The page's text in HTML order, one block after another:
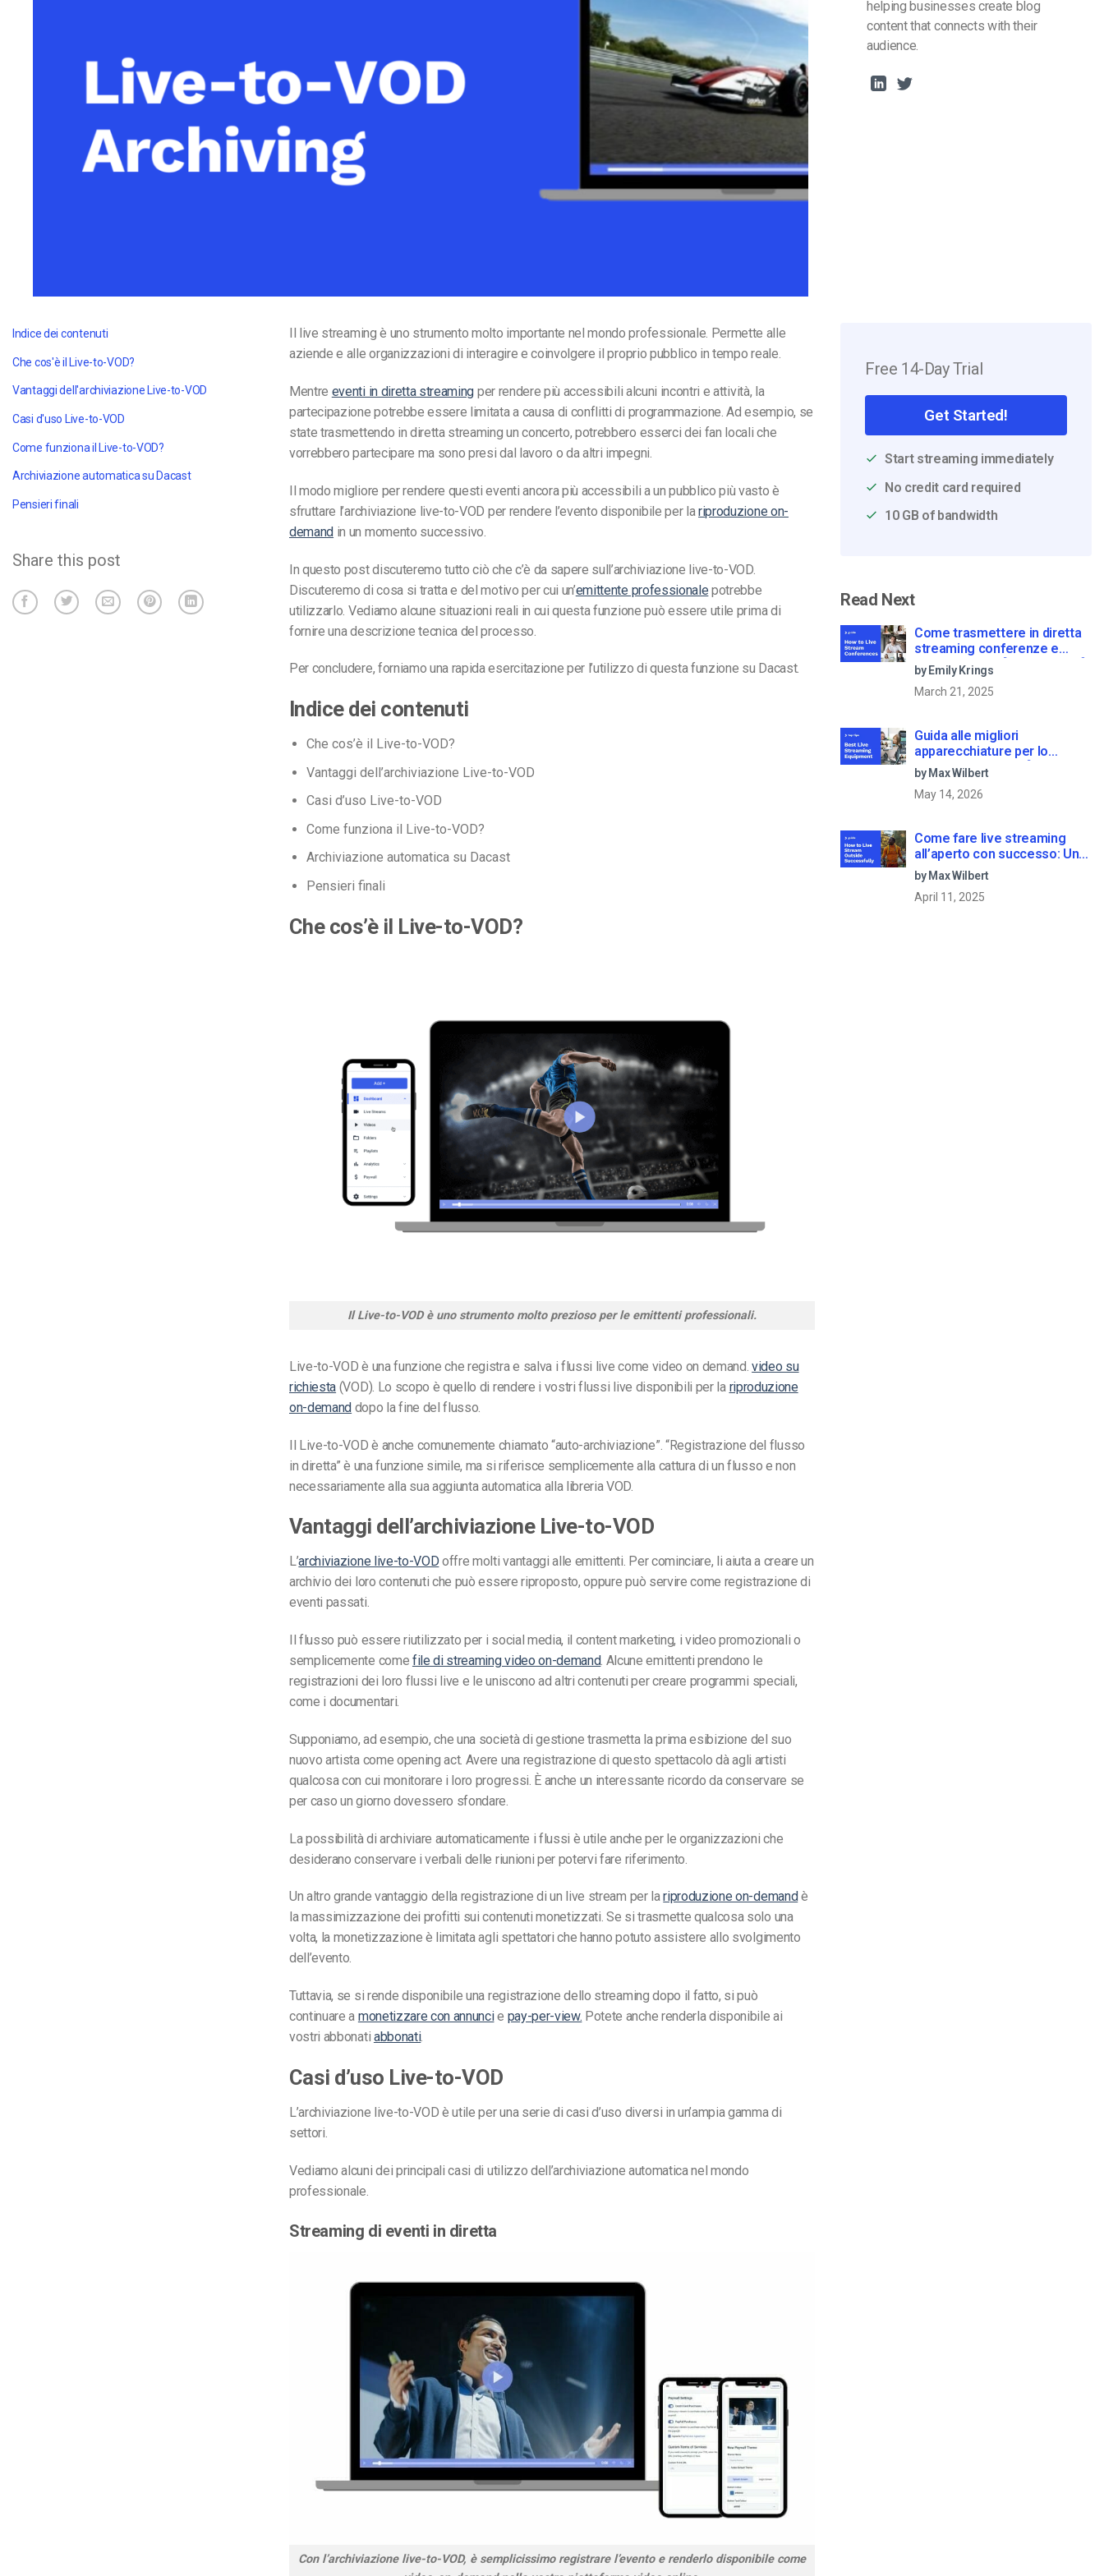
helping businesses create blog
content that connects with their
audience.
Indice dei contenuti
Che cos'è il Live-to-VOD?
Vantaggi dell'archiviazione Live-to-VOD
Casi d'uso Live-to-VOD
Come funziona il Live-to-VOD?
Archiviazione automatica su Dacast
Pensieri finali
Share this post
Il live streaming è uno strumento molto importante nel mondo professionale. Permette alle
aziende e alle organizzazioni di interagire e coinvolgere il proprio pubblico in tempo reale.
Mentre eventi in diretta streaming per rendere più accessibili alcuni incontri e attività, la
partecipazione potrebbe essere limitata a causa di conflitti di programmazione. Ad esempio, se
state trasmettendo in diretta streaming un concerto, potrebbero esserci dei fan locali che
vorrebbero partecipare ma sono presi dal lavoro o da altri impegni.
Il modo migliore per rendere questi eventi ancora più accessibili a un pubblico più vasto è
sfruttare l’archiviazione live-to-VOD per rendere l’evento disponibile per lariproduzione on-
demand in un momento successivo.
In questo post discuteremo tutto ciò che c’è da sapere sull’archiviazione live-to-VOD.
Discuteremo di cosa si tratta e del motivo per cui un’emittente professionale potrebbe
utilizzarlo. Vediamo alcune situazioni reali in cui questa funzione può essere utile prima di
fornire una descrizione tecnica del processo.
Per concludere, forniamo una rapida esercitazione per l’utilizzo di questa funzione su Dacast.
Indice dei contenuti
Che cos’è il Live-to-VOD?
Vantaggi dell’archiviazione Live-to-VOD
Casi d’uso Live-to-VOD
Come funziona il Live-to-VOD?
Archiviazione automatica su Dacast
Pensieri finali
Che cos’è il Live-to-VOD?
Il Live-to-VOD è uno strumento molto prezioso per le emittenti professionali.
Live-to-VOD è una funzione che registra e salva i flussi live come video on demand.video su
richiesta (VOD). Lo scopo è quello di rendere i vostri flussi live disponibili per la riproduzione
on-demand dopo la fine del flusso.
Il Live-to-VOD è anche comunemente chiamato “auto-archiviazione”. “Registrazione del flusso
in diretta” è una funzione simile, ma si riferisce semplicemente alla cattura di un flusso e non
necessariamente alla sua aggiunta automatica alla libreria VOD.
Vantaggi dell’archiviazione Live-to-VOD
L’archiviazione live-to-VOD offre molti vantaggi alle emittenti. Per cominciare, li aiuta a creare un
archivio dei loro contenuti che può essere riproposto, oppure può servire come registrazione di
eventi passati.
Il flusso può essere riutilizzato per i social media, il content marketing, i video promozionali o
semplicemente come file di streaming video on-demand. Alcune emittenti prendono le
registrazioni dei loro flussi live e le uniscono ad altri contenuti per creare programmi speciali,
come i documentari.
Supponiamo, ad esempio, che una società di gestione trasmetta la prima esibizione del suo
nuovo artista come opening act. Avere una registrazione di questo spettacolo dà agli artisti
qualcosa con cui monitorare i loro progressi. È anche un interessante ricordo da conservare se
per caso un giorno dovessero sfondare.
La possibilità di archiviare automaticamente i flussi è utile anche per le organizzazioni che
desiderano conservare i verbali delle riunioni per potervi fare riferimento.
Un altro grande vantaggio della registrazione di un live stream per lariproduzione on-demand è
la massimizzazione dei profitti sui contenuti monetizzati. Se si trasmette qualcosa solo una
volta, la monetizzazione è limitata agli spettatori che hanno potuto assistere allo svolgimento
dell’evento.
Tuttavia, se si rende disponibile una registrazione dello streaming dopo il fatto, si può
continuare a monetizzare con annuncie pay-per-view. Potete anche renderla disponibile ai
vostri abbonati abbonati.
Casi d’uso Live-to-VOD
L’archiviazione live-to-VOD è utile per una serie di casi d’uso diversi in un’ampia gamma di
settori.
Vediamo alcuni dei principali casi di utilizzo dell’archiviazione automatica nel mondo
professionale.
Streaming di eventi in diretta
Con l’archiviazione live-to-VOD, è semplicissimo registrare l’evento e renderlo disponibile come
Free 14-Day Trial
Get Started!
Start streaming immediately
No credit card required
10 GB of bandwidth
Read Next
Come trasmettere in diretta
streaming conferenze e
by Emily Krings
March 21, 2025
Guida alle migliori
apparecchiature per lo
streaming dal vivo [2025
Update]
by Max Wilbert
May 14, 2026
Come fare live streaming
all’aperto con successo: Una
guida passo dopo passo
[2021 Update]
by Max Wilbert
April 11, 2025